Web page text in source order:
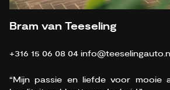
Bram van Teeseling
+316 15 06 08 04
“Mijn passie en liefde voor mooie